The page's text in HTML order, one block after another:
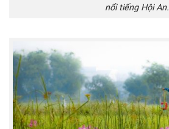
nổi tiếng Hội An.